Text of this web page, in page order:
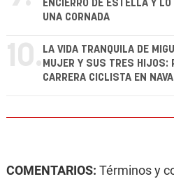
ENCIERRO DE ESTELLA Y
UNA CORNADA
10. LA VIDA TRANQUILA DE
MUJER Y SUS TRES HIJOS:
CARRERA CICLISTA EN
COMENTARIOS: Términos y